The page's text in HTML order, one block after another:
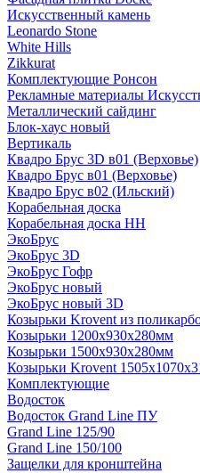
Искусственный камень
Leonardo Stone
White Hills
Zikkurat
Комплектующие Ронсон
Рекламные материалы
Металлический сайдинг
Блок-хаус новый
Вертикаль
Квадро Брус 3D в01 (Верховье)
Квадро Брус в01 (Верховье)
Квадро Брус в02 (Ильский)
Корабельная доска
Корабельная доска НН
ЭкоБрус
ЭкоБрус 3D
ЭкоБрус Гофр
ЭкоБрус новый
ЭкоБрус новый 3D
Козырьки Krovent из
Козырьки 1200х930х280мм
Козырьки 1500х930х280мм
Козырьки Krovent
Комплектующие
Водосток
Водосток Grand Line ПУ
Grand Line 125/90
Grand Line 150/100
Защелки для кронштейна